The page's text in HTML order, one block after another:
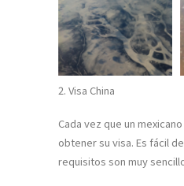
2. Visa China
Cada vez que un
obtener su visa. Es fácil
requisitos son muy